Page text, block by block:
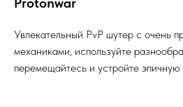
Увлекательный PvP шутер с очень
механиками, используйте
перемещайтесь и устройте эпичную